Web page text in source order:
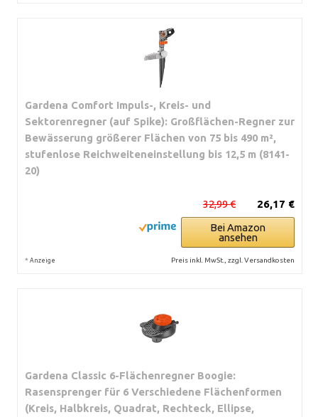
Gardena Comfort Impuls-, Kreis- und
Sektorenregner (auf Spike): Großflächen-Regner zur
Bewässerung größerer Flächen von 75 bis 490 m²,
stufenlose Reichweiteneinstellung bis 12,5 m (8141-
20)
26,17 €
32,99 €
Bei Amazon
ansehen
* Anzeige Preis inkl. MwSt., zzgl. Versandkosten
Gardena Classic 6-Flächenregner Boogie:
Rasensprenger für 6 Verschiedene Flächenformen
(Kreis, Halbkreis, Quadrat, Rechteck, Ellipse,